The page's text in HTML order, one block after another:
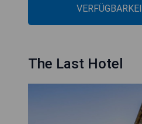
The Last Hotel